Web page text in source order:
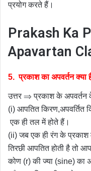
प्रयोग करते हैं।
Prakash Ka
Apavartan
5. प्रकाश का अपवर्तन
उत्तर ⇒ प्रकाश के अपवर्तन
(i) आपतित किरण,अपवर्तित
एक ही तल में होते हैं।
(ii) जब एक ही रंग के प्रकाश
तिरछी आपतित होती है तो
कोण (r) की ज्या (sine) का